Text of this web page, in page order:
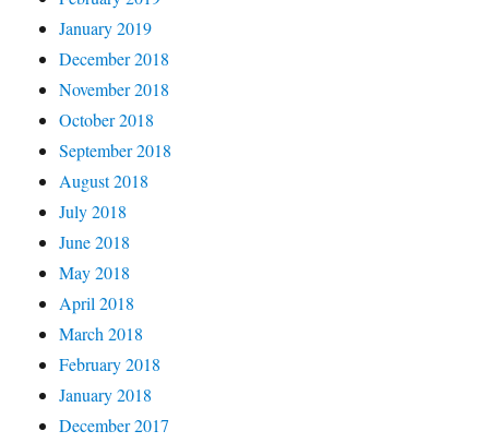
January 2019
December 2018
November 2018
October 2018
September 2018
August 2018
July 2018
June 2018
May 2018
April 2018
March 2018
February 2018
January 2018
December 2017